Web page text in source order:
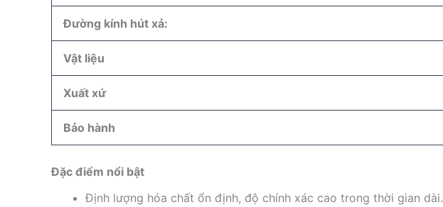
Đường kính hút xả:
Vật liệu
Xuất xứ
Bảo hành
Đặc điểm nổi bật
Định lượng hóa chất ổn định, độ chính xác cao trong thời gian dài.